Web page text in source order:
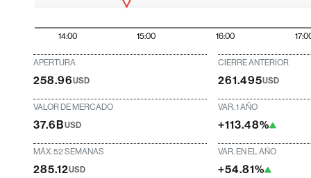
14:00 15:00 16:00
APERTURA
258.96USD
CIERRE ANTERIOR
261.495USD
VALOR DE MERCADO
37.6BUSD
VAR. 1 AÑO
+113.48%
MÁX. 52 SEMANAS
285.12USD
VAR. EN EL AÑO
+54.81%